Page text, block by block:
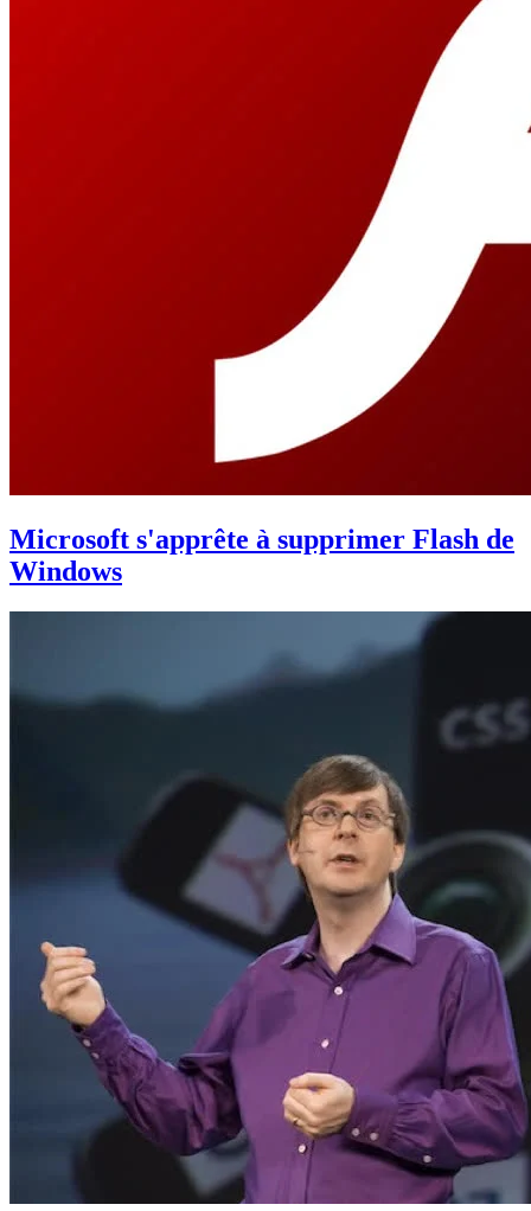
Microsoft s'apprête à supprimer Flash de
Windows